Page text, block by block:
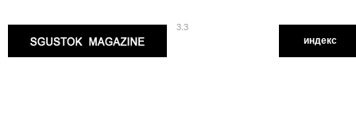
3.3
индекс